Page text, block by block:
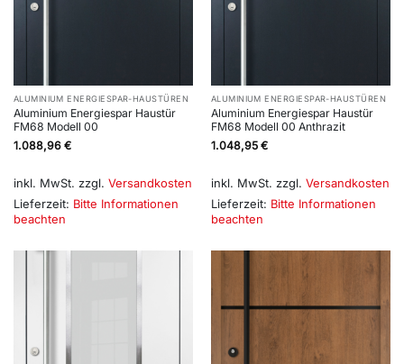
ALUMINIUM ENERGIESPAR-HAUSTÜREN
Aluminium Energiespar Haustür
FM68 Modell 00
1.088,96 €
inkl. MwSt. zzgl. Versandkosten
Lieferzeit: Bitte Informationen
beachten
ALUMINIUM ENERGIESPAR-HAUSTÜREN
Aluminium Energiespar Haustür
FM68 Modell 00 Anthrazit
1.048,95 €
inkl. MwSt. zzgl. Versandkosten
Lieferzeit: Bitte Informationen
beachten